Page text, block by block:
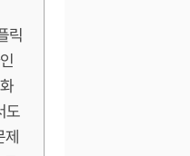
릭
도